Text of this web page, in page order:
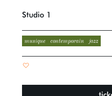
Studio 1
musique contemporain jazz